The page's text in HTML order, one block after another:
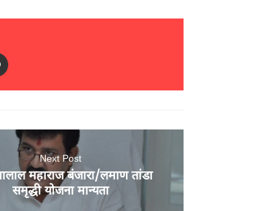
Next Post
महाराज बंजारा/लमाण तांडा
समृद्धी योजना मान्यता